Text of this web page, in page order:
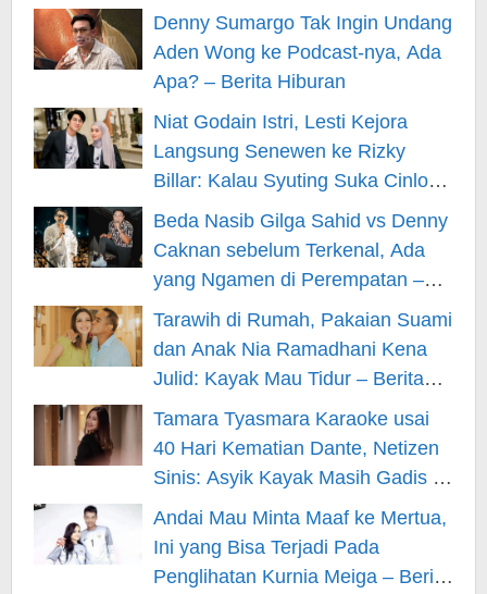
Berita Hiburan
Denny Sumargo Tak Ingin Undang
Aden Wong ke Podcast-nya, Ada
Apa? – Berita Hiburan
Niat Godain Istri, Lesti Kejora
Langsung Senewen ke Rizky
Billar: Kalau Syuting Suka Cinlok?
– Berita Hiburan
Beda Nasib Gilga Sahid vs Denny
Caknan sebelum Terkenal, Ada
yang Ngamen di Perempatan –
Berita Hiburan
Tarawih di Rumah, Pakaian Suami
dan Anak Nia Ramadhani Kena
Julid: Kayak Mau Tidur – Berita
Hiburan
Tamara Tyasmara Karaoke usai
40 Hari Kematian Dante, Netizen
Sinis: Asyik Kayak Masih Gadis –
Berita Hiburan
Andai Mau Minta Maaf ke Mertua,
Ini yang Bisa Terjadi Pada
Penglihatan Kurnia Meiga – Berita